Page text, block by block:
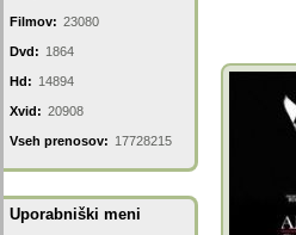
Filmov: 23080
Dvd: 1864
Hd: 14894
Xvid: 20908
Vseh prenosov: 17728215
Uporabniški meni